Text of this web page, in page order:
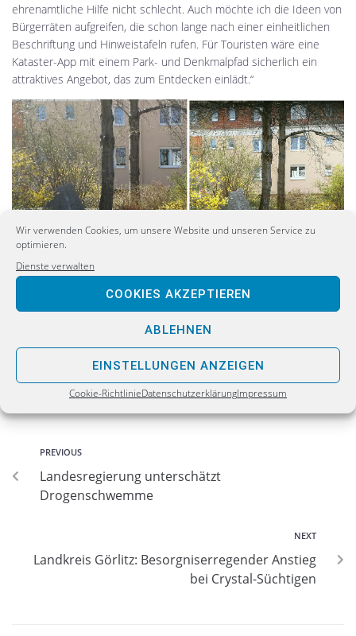
Wir verwenden Cookies, um unsere Website und unseren Service zu
optimieren.
Dienste verwalten
COOKIES AKZEPTIEREN
ABLEHNEN
EINSTELLUNGEN ANZEIGEN
Cookie-RichtlinieDatenschutzerklärungImpressum
ehrenamtliche Hilfe nicht schlecht. Auch möchte ich die Ideen von
Bürgerräten aufgreifen, die schon lange nach einer einheitlichen
Beschriftung und Hinweistafeln rufen. Für Touristen wäre eine
Kataster-App mit einem Park- und Denkmalpfad sicherlich ein
attraktives Angebot, das zum Entdecken einlädt.“
PREVIOUS
Landesregierung unterschätzt
Drogenschwemme
NEXT
Landkreis Görlitz: Besorgniserregender Anstieg
bei Crystal-Süchtigen